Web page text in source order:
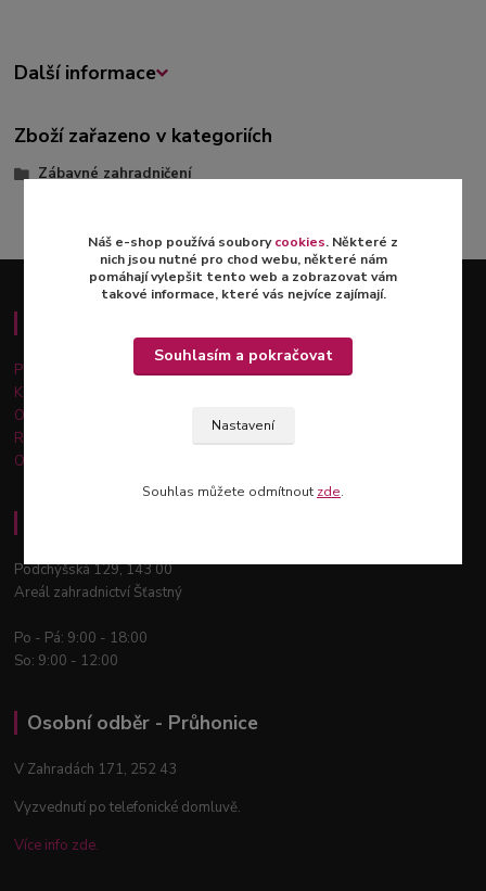
Další informace
Zboží zařazeno v kategoriích
Zábavné zahradničení
Platba a doprava
Kontakty
Obchodní podmínky
Reklamace a vrácení zboží
Ochrana osobních údajů
Podchýšská 129, 143 00
Areál zahradnictví Šťastný
Po - Pá: 9:00 - 18:00
So: 9:00 - 12:00
Osobní odběr - Průhonice
V Zahradách 171, 252 43
Vyzvednutí po telefonické domluvě.
Více info zde.
Náš e-shop používá souborycookies. Některé z
nich jsou nutné pro chod webu, některé nám
pomáhají vylepšit tento web a zobrazovat vám
takové informace, které vás nejvíce zajímají.
Nastavení
Souhlasím a pokračovat
Souhlas můžete odmítnout zde.